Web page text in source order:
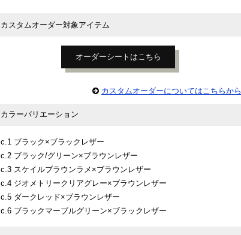
カスタムオーダー対象アイテム
オーダーシートはこちら
カスタムオーダーについてはこちらから
カラーバリエーション
c.1 ブラック×ブラックレザー
c.2 ブラック/グリーン×ブラウンレザー
c.3 スケイルブラウンラメ×ブラウンレザー
c.4 ジオメトリークリアグレー×ブラウンレザー
c.5 ダークレッド×ブラウンレザー
c.6 ブラックマーブルグリーン×ブラックレザー